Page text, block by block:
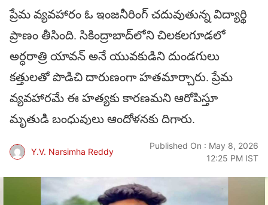
ప్రేమ వ్యవహారం ఓ ఇంజనీరింగ్ చదువుతున్న విద్యార్థి
ప్రాణం తీసింది. సికింద్రాబాద్‌లోని చిలకలగూడలో
అర్ధరాత్రి యావన్‌ అనే యువకుడిని దుండగులు
కత్తులతో పొడిచి దారుణంగా హతమార్చారు. ప్రేమ
వ్యవహారమే ఈ హత్యకు కారణమని ఆరోపిస్తూ
మృతుడి బంధువులు ఆందోళనకు దిగారు.
Y.V. Narsimha Reddy
Published On : May 8, 2026
12:25 PM IST